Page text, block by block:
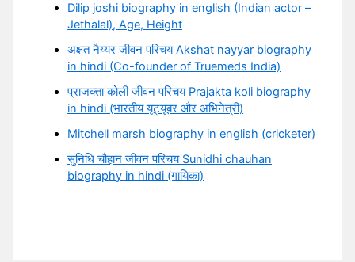
Dilip joshi biography in english (Indian actor –
Jethalal), Age, Height
अक्षत नैय्यर जीवन परिचय Akshat nayyar biography
in hindi (Co-founder of Truemeds India)
प्राजक्ता कोली जीवन परिचय Prajakta koli biography
in hindi (भारतीय यूट्यूबर और अभिनेत्री)
Mitchell marsh biography in english (cricketer)
सुनिधि चौहान जीवन परिचय Sunidhi chauhan
biography in hindi (गायिका)